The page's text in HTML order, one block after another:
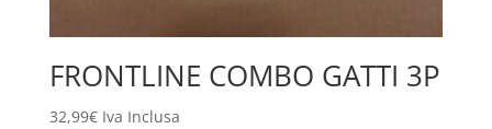
FRONTLINE COMBO GATTI 3P
32,99€ Iva Inclusa